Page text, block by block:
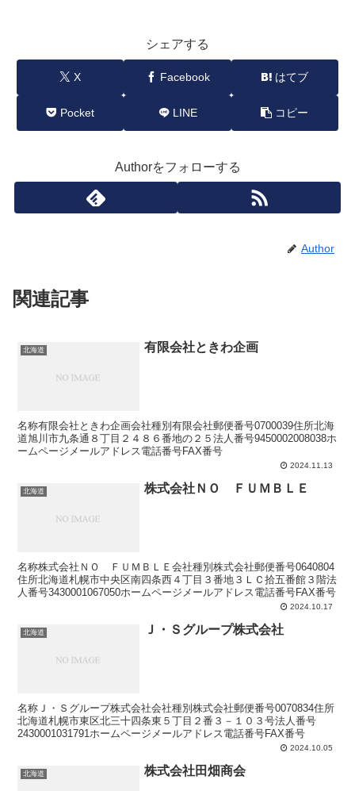
シェアする
X Facebook はてブ
Pocket LINE コピー
Authorをフォローする
Author
関連記事
北海道 有限会社ときわ企画
名称有限会社ときわ企画会社種別有限会社郵便番号0700039住所北海
道旭川市九条通８丁目２４８６番地の２５法人番号9450002008038ホ
ームページメールアドレス電話番号FAX番号
2024.11.13
北海道 株式会社ＮＯ ＦＵＭＢＬＥ
名称株式会社ＮＯ ＦＵＭＢＬＥ会社種別株式会社郵便番号0640804
住所北海道札幌市中央区南四条西４丁目３番地３ＬＣ拾五番館３階法
人番号3430001067050ホームページメールアドレス電話番号FAX番号
2024.10.17
北海道 Ｊ・Ｓグループ株式会社
名称Ｊ・Ｓグループ株式会社会社種別株式会社郵便番号0070834住所
北海道札幌市東区北三十四条東５丁目２番３－１０３号法人番号
2430001031791ホームページメールアドレス電話番号FAX番号
2024.10.05
北海道 株式会社田畑商会